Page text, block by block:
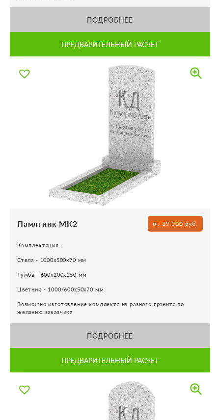
ПОДРОБНЕЕ
ПРЕДВАРИТЕЛЬНЫЙ РАСЧЕТ
Памятник МК2 от 39 500 руб.
Комплектация:
Стела - 1000х500х70 мм
Тумба - 600х200х150 мм
Цветник - 1000/600х50х70 мм
Возможно изготовление комплекта из разного гранита по
желанию заказчика
ПОДРОБНЕЕ
ПРЕДВАРИТЕЛЬНЫЙ РАСЧЕТ